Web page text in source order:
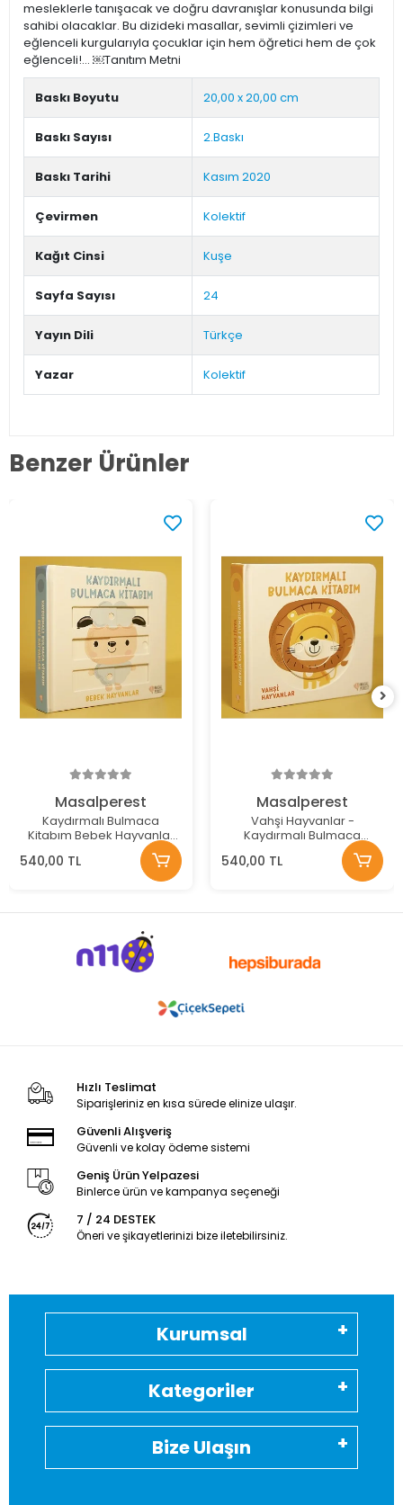
mesleklerle tanışacak ve doğru davranışlar konusunda bilgi
sahibi olacaklar. Bu dizideki masallar, sevimli çizimleri ve
eğlenceli kurgularıyla çocuklar için hem öğretici hem de çok
eğlenceli!... ￼Tanıtım Metni
Baskı Boyutu 20,00 x 20,00 cm
Baskı Sayısı 2.Baskı
Baskı Tarihi Kasım 2020
Çevirmen Kolektif
Kağıt Cinsi Kuşe
Sayfa Sayısı 24
Yayın Dili Türkçe
Yazar Kolektif
Benzer Ürünler
Masalperest
Kaydırmalı Bulmaca
Kitabım Bebek Hayvanlar
540,00 TL
Masalperest
Vahşi Hayvanlar -
Kaydırmalı Bulmaca
Kitabım Serisi (Ciltli)
540,00 TL
Hızlı Teslimat
Siparişleriniz en kısa sürede elinize ulaşır.
Güvenli Alışveriş
Güvenli ve kolay ödeme sistemi
Geniş Ürün Yelpazesi
Binlerce ürün ve kampanya seçeneği
7 / 24 DESTEK
Öneri ve şikayetlerinizi bize iletebilirsiniz.
Kurumsal
Kategoriler
Bize Ulaşın